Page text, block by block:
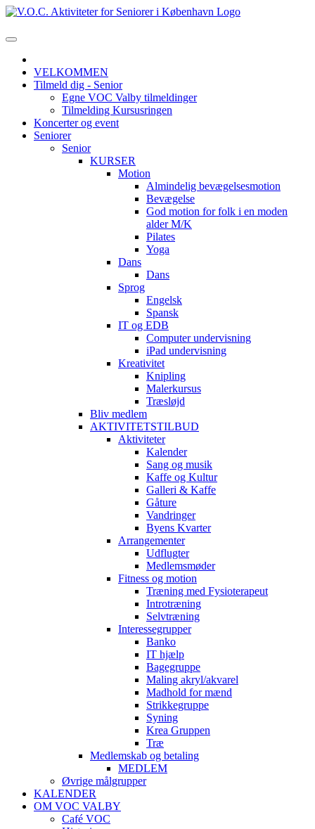
VELKOMMEN
Tilmeld dig - Senior
Egne VOC Valby tilmeldinger
Tilmelding Kursusringen
Koncerter og event
Seniorer
Senior
KURSER
Motion
Almindelig bevægelsesmotion
Bevægelse
God motion for folk i en moden
alder M/K
Pilates
Yoga
Dans
Dans
Sprog
Engelsk
Spansk
IT og EDB
Computer undervisning
iPad undervisning
Kreativitet
Knipling
Malerkursus
Træsløjd
Bliv medlem
AKTIVITETSTILBUD
Aktiviteter
Kalender
Sang og musik
Kaffe og Kultur
Galleri & Kaffe
Gåture
Vandringer
Byens Kvarter
Arrangementer
Udflugter
Medlemsmøder
Fitness og motion
Træning med Fysioterapeut
Introtræning
Selvtræning
Interessegrupper
Banko
IT hjælp
Bagegruppe
Maling akryl/akvarel
Madhold for mænd
Strikkegruppe
Syning
Krea Gruppen
Træ
Medlemskab og betaling
MEDLEM
Øvrige målgrupper
KALENDER
OM VOC VALBY
Café VOC